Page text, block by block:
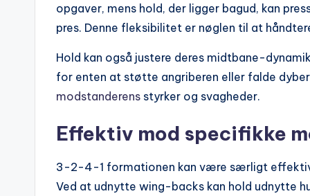
opgaver, mens hold, der ligger bagud, kan
pres. Denne fleksibilitet er nøglen til at
Hold kan også justere deres midtbane-
for enten at støtte angriberen eller falde
modstanderens styrker og svagheder.
Effektiv mod specifikke
3-2-4-1 formationen kan være særligt
Ved at udnytte wing-backs kan hold udnytte